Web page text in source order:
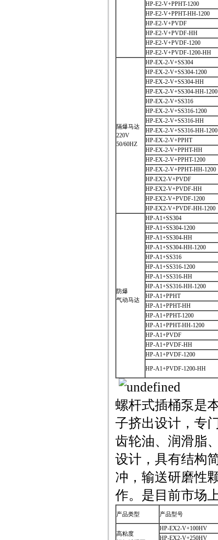
HP-E2-V+PPHT-1200
HP-E2-V+PPHT-HH-1200
HP-E2-V+PVDF
HP-E2-V+PVDF-HH
HP-E2-V+PVDF-1200
HP-E2-V+PVDF-1200-HH
隔爆马达
220V
50/60HZ
HP-EX-2-V+SS304
HP-EX-2-V+SS304-1200
HP-EX-2-V+SS304-HH
HP-EX-2-V+SS304-HH-1200
HP-EX-2-V+SS316
HP-EX-2-V+SS316-1200
HP-EX-2-V+SS316-HH
HP-EX-2-V+SS316-HH-1200
HP-EX-2-V+PPHT
HP-EX-2-V+PPHT-HH
HP-EX-2-V+PPHT-1200
HP-EX-2-V+PPHT-HH-1200
HP-EX2-V+PVDF
HP-EX2-V+PVDF-HH
HP-EX2-V+PVDF-1200
HP-EX2-V+PVDF-HH-1200
防爆
气动马达
HP-A1+SS304
HP-A1+SS304-1200
HP-A1+SS304-HH
HP-A1+SS304-HH-1200
HP-A1+SS316
HP-A1+SS316-1200
HP-A1+SS316-HH
HP-A1+SS316-HH-1200
HP-A1+PPHT
HP-A1+PPHT-HH
HP-A1+PPHT-1200
HP-A1+PPHT-HH-1200
HP-A1+PVDF
HP-A1+PVDF-HH
HP-A1+PVDF-1200
HP-A1+PVDF-1200-HH
螺杆式插桶泵是
子挤出设计，专
齿轮油、润滑脂
设计，具有结构
冲，输送研磨性
作。是目前市场
产品类型 产品型号
高粘度
HP-EX2-V+100HV
HP-EX2-V+250HV